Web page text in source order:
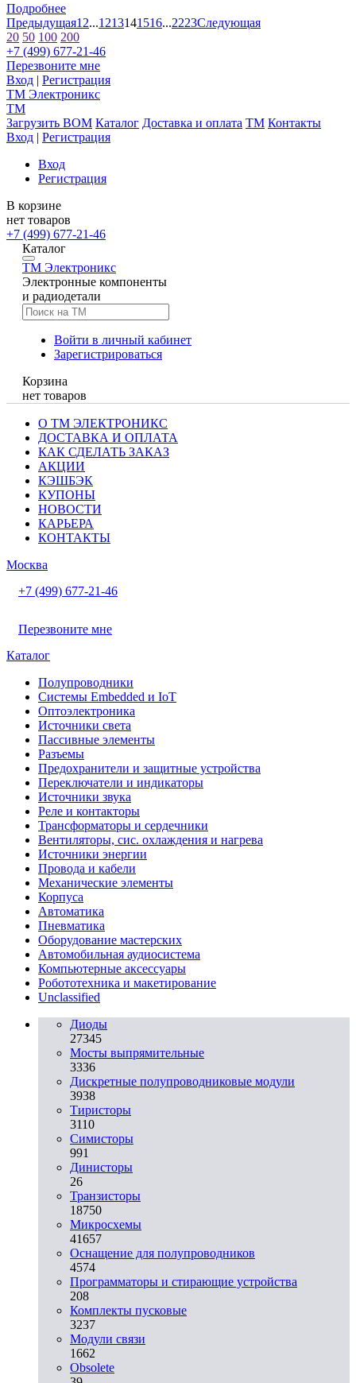
Подробнее
Предыдущая1 2...1213141516...2223Следующая
20 50 100 200
+7 (499) 677-21-46
Перезвоните мне
Вход | Регистрация
TM Электроникс
TM
Загрузить BOM Каталог Доставка и оплата TM Контакты
Вход | Регистрация
Вход
Регистрация
В корзине
нет товаров
+7 (499) 677-21-46
Каталог
TM Электроникс
Электронные компоненты
и радиодетали
Войти в личный кабинет
Зарегистрироваться
Корзина
нет товаров
О ТМ ЭЛЕКТРОНИКС
ДОСТАВКА И ОПЛАТА
КАК СДЕЛАТЬ ЗАКАЗ
АКЦИИ
КЭШБЭК
КУПОНЫ
НОВОСТИ
КАРЬЕРА
КОНТАКТЫ
Москва
+7 (499) 677-21-46
Перезвоните мне
Каталог
Полупроводники
Системы Embedded и IoT
Oптоэлектроника
Источники света
Пассивные элементы
Разъeмы
Предохранители и защитные устройства
Переключатели и индикаторы
Источники звука
Реле и контакторы
Трансформаторы и сердечники
Вентиляторы, сис. охлаждения и нагрева
Источники энергии
Провода и кабели
Механические элементы
Корпуса
Автоматика
Пневматика
Оборудование мастерских
Автомобильная аудиосистема
Компьютерные аксессуары
Робототехника и макетирование
Unclassified
Диоды
27345
Мосты выпрямительные
3336
Дискретные полупроводниковые модули
3938
Тиристоры
3110
Симисторы
991
Динисторы
26
Транзисторы
18750
Микросхемы
41657
Оснащение для полупроводников
4574
Программаторы и стирающие устройства
208
Комплекты пусковые
3237
Модули связи
1662
Obsolete